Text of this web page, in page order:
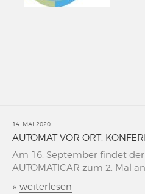
14. MAI 2020
AUTOMAT VOR ORT:
Am 16. September findet
AUTOMATICAR zum 2. Mal
» weiterlesen